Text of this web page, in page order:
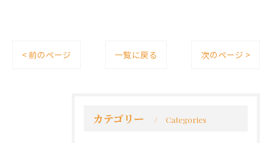
< 前のページ 一覧に戻る 次のページ >
カテゴリー Categories